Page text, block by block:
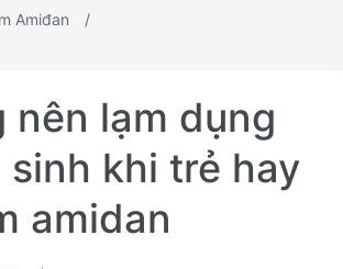
Amiđan
nên lạm dụng
sinh khi trẻ hay
amidan